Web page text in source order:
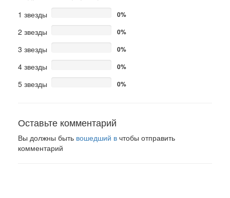
1 звезды
0%
2 звезды 0%
3 звезды 0%
4 звезды 0%
5 звезды 0%
Оставьте комментарий
Вы должны быть вошедший в чтобы отправить
комментарий